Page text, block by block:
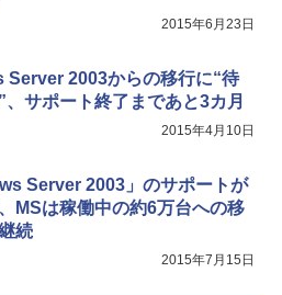
2015年6月23日
Server 2003からの移行に“待
、サポート終了まであと3カ月
2015年4月10日
Server 2003」のサポートが
MSは稼働中の約6万台への移
続
2015年7月15日